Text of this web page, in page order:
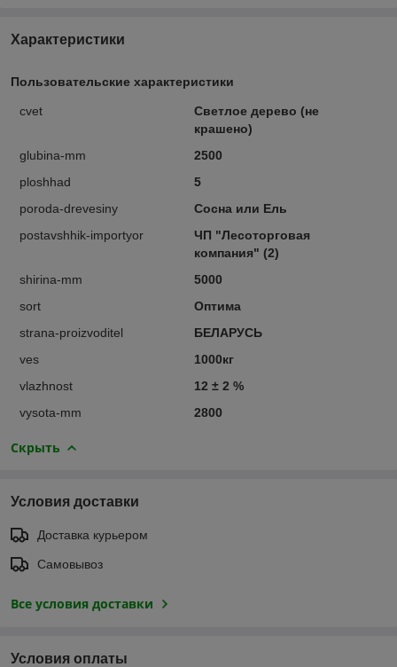
Характеристики
Пользовательские характеристики
cvet
Светлое дерево (не
крашено)
glubina-mm
2500
ploshhad
5
poroda-drevesiny
Сосна или Ель
postavshhik-importyor
ЧП "Лесоторговая
компания" (2)
shirina-mm
5000
sort
Оптима
strana-proizvoditel
БЕЛАРУСЬ
ves
1000кг
vlazhnost
12 ± 2 %
vysota-mm
2800
Скрыть
Условия доставки
Доставка курьером
Самовывоз
Все условия доставки
Условия оплаты